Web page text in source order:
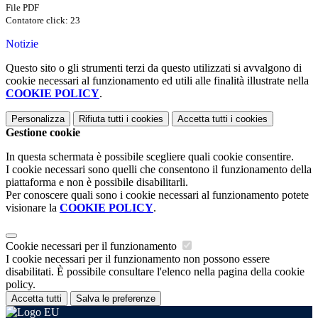
File PDF
Contatore click: 23
Notizie
Questo sito o gli strumenti terzi da questo utilizzati si avvalgono di
cookie necessari al funzionamento ed utili alle finalità illustrate nella
COOKIE POLICY.
Personalizza Rifiuta tutti i cookies Accetta tutti i cookies
Gestione cookie
In questa schermata è possibile scegliere quali cookie consentire.
I cookie necessari sono quelli che consentono il funzionamento della
piattaforma e non è possibile disabilitarli.
Per conoscere quali sono i cookie necessari al funzionamento potete
visionare la COOKIE POLICY.
Cookie necessari per il funzionamento
I cookie necessari per il funzionamento non possono essere
disabilitati. È possibile consultare l'elenco nella pagina della cookie
policy.
Accetta tutti Salva le preferenze